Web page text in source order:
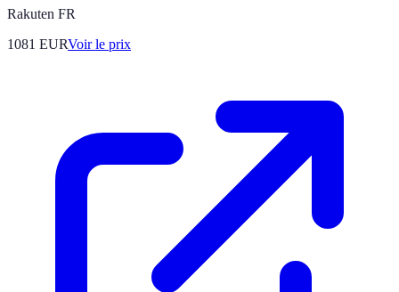
Rakuten FR
1081 EURVoir le prix